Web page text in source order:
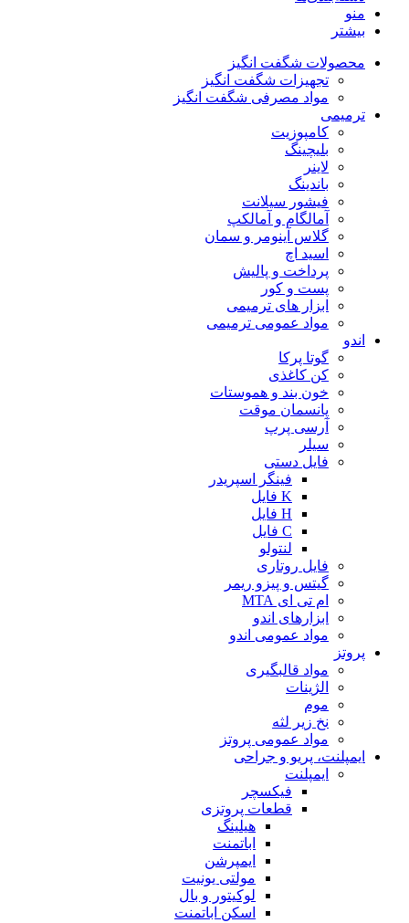
منو
بیشتر
محصولات شگفت انگیز
تجهیزات شگفت انگیز
مواد مصرفی شگفت انگیز
ترمیمی
کامپوزیت
بلیچینگ
لاینر
باندینگ
فیشور سیلانت
آمالگام و آمالکپ
گلاس آینومر و سمان
اسید اچ
پرداخت و پالیش
پست و کور
ابزار های ترمیمی
مواد عمومی ترمیمی
اندو
گوتا پرکا
کن کاغذی
خون بند و هموستات
پانسمان موقت
آرسی پرپ
سیلر
فایل دستی
فینگر اسپریدر
K فایل
H فایل
C فایل
لنتولو
فایل روتاری
گیتس و پیزو ریمر
ام تی ای MTA
ابزارهای اندو
مواد عمومی اندو
پروتز
مواد قالبگیری
الژینات
موم
نخ زیر لثه
مواد عمومی پروتز
ایمپلنت، پریو و جراحی
ایمپلنت
فیکسچر
قطعات پروتزی
هیلینگ
اباتمنت
ایمپرشن
مولتی یونیت
لوکیتور و بال
اسکن اباتمنت